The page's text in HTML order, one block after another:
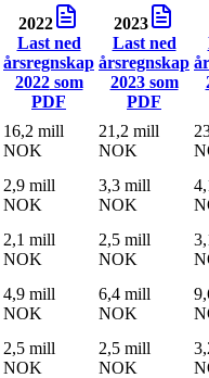
2022
Last ned
årsregnskap
2022som
PDF
2023
Last ned
årsregnskap
2023som
PDF
16,2 mill
NOK
21,2 mill
NOK
2,9 mill
NOK
3,3 mill
NOK
2,1 mill
NOK
2,5 mill
NOK
4,9 mill
NOK
6,4 mill
NOK
2,5 mill
NOK
2,5 mill
NOK